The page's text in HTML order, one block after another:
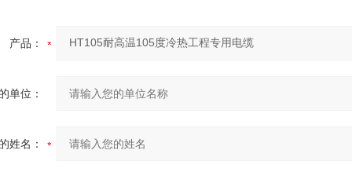
产品：
单位：
姓名：